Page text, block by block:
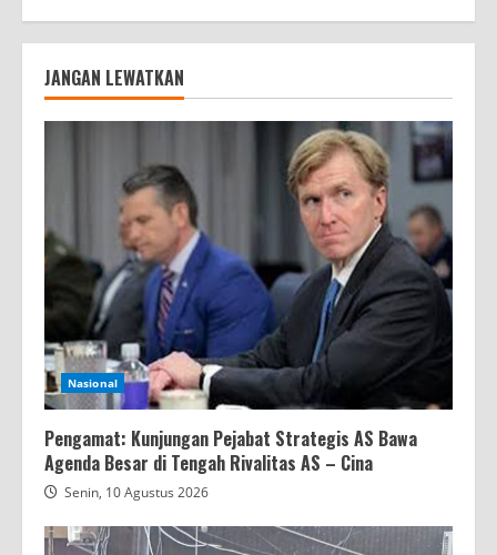
JANGAN LEWATKAN
Nasional
Pengamat: Kunjungan Pejabat Strategis AS Bawa
Agenda Besar di Tengah Rivalitas AS – Cina
Senin, 10 Agustus 2026